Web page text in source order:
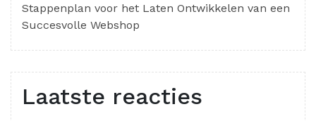
Stappenplan voor het Laten Ontwikkelen van een
Succesvolle Webshop
Laatste reacties